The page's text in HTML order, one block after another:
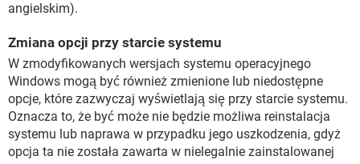
angielskim).
Zmiana opcji przy starcie systemu
W zmodyfikowanych wersjach systemu operacyjnego
Windows mogą być również zmienione lub niedostępne
opcje, które zazwyczaj wyświetlają się przy starcie systemu.
Oznacza to, że być może nie będzie możliwa reinstalacja
systemu lub naprawa w przypadku jego uszkodzenia, gdyż
opcja ta nie została zawarta w nielegalnie zainstalowanej